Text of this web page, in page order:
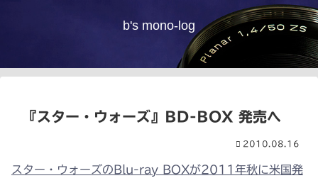
b's mono-log
『スター・ウォーズ』BD-BOX 発売へ
2010.08.16
スター・ウォーズのBlu-ray BOXが2011年秋に米国発